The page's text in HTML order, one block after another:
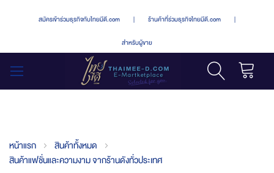
สมัครเข้าร่วมธุรกิจกับไทยมีดี.com | ร้านค้าที่ร่วมธุรกิจไทยมีดี.com |
สำหรับผู้ขาย
หน้าแรก
สินค้าทั้งหมด
สินค้าแฟชั่นและความงาม จากร้านดังทั่วประเทศ